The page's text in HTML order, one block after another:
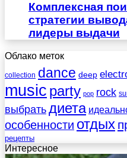
Комплексная
стратегии
лидеры выдачи
Облако меток
collection dance deep
music party pop rock
выбратьдиета
особенности отдых
рецепты
Интересное